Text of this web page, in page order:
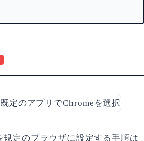
規定のブラウザに設定する手順は